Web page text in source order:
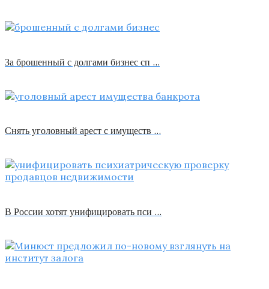
За брошенный с долгами бизнес сп …
Снять уголовный арест с имуществ …
В России хотят унифицировать пси …